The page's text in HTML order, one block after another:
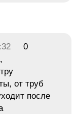
0
от труб
после